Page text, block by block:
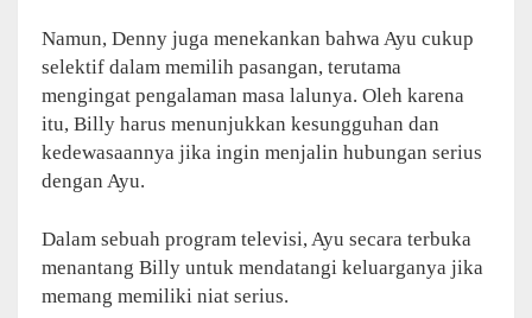
Namun, Denny juga menekankan bahwa Ayu cukup
selektif dalam memilih pasangan, terutama
mengingat pengalaman masa lalunya. Oleh karena
itu, Billy harus menunjukkan kesungguhan dan
kedewasaannya jika ingin menjalin hubungan serius
dengan Ayu.
Dalam sebuah program televisi, Ayu secara terbuka
menantang Billy untuk mendatangi keluarganya jika
memang memiliki niat serius.